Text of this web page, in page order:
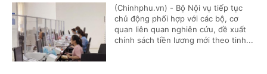
(Chinhphu.vn) - Bộ Nội vụ tiếp tục
chủ động phối hợp với các bộ, cơ
quan liên quan nghiên cứu, đề xuất
chính sách tiền lương mới theo tinh...